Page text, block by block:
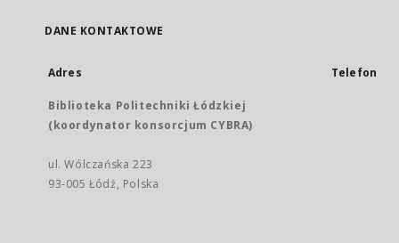
DANE KONTAKTOWE
Adres
Biblioteka Politechniki Łódzkiej
(koordynator konsorcjum CYBRA)
ul. Wólczańska 223
93-005 Łódź, Polska
Telefon